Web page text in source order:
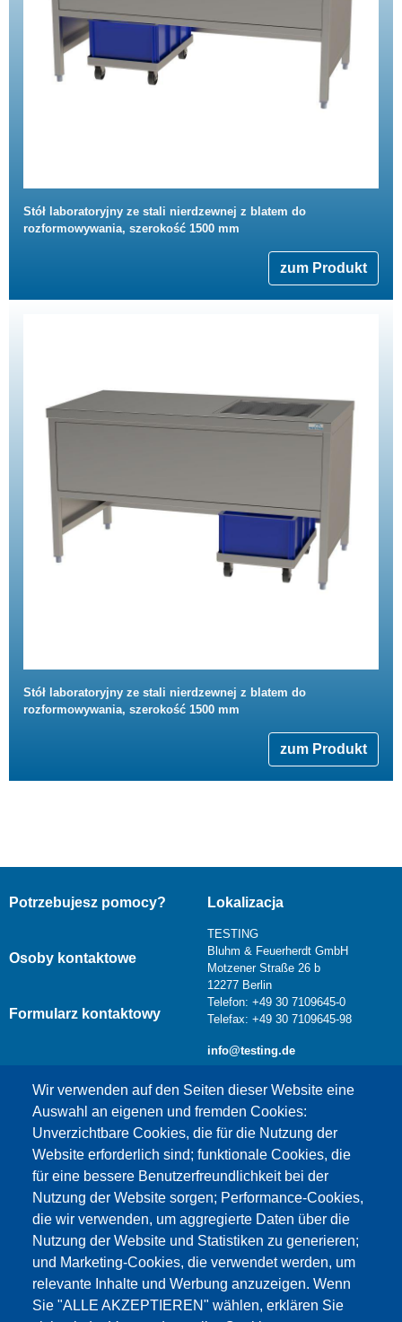
Stół laboratoryjny ze stali nierdzewnej z blatem do
rozformowywania, szerokość 1500 mm
zum Produkt
Stół laboratoryjny ze stali nierdzewnej z blatem do
rozformowywania, szerokość 1500 mm
zum Produkt
Wir verwenden auf den Seiten dieser Website eine
Auswahl an eigenen und fremden Cookies:
Unverzichtbare Cookies, die für die Nutzung der
Website erforderlich sind; funktionale Cookies, die
für eine bessere Benutzerfreundlichkeit bei der
Nutzung der Website sorgen; Performance-Cookies,
die wir verwenden, um aggregierte Daten über die
Nutzung der Website und Statistiken zu generieren;
und Marketing-Cookies, die verwendet werden, um
relevante Inhalte und Werbung anzuzeigen. Wenn
Sie "ALLE AKZEPTIEREN" wählen, erklären Sie
Potrzebujesz pomocy?
Osoby kontaktowe
Formularz kontaktowy
Lokalizacja
TESTING
Bluhm & Feuerherdt GmbH
Motzener Straße 26 b
12277 Berlin
Telefon: +49 30 7109645-0
Telefax: +49 30 7109645-98
info@testing.de
Dieser Inhalt ist blockiert, da die Google Maps
Cookies nicht akzeptiert wurden.
NUR DIE GOOGLE MAPS COOKIES
AKZEPTIEREN.